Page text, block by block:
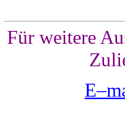
Für weitere